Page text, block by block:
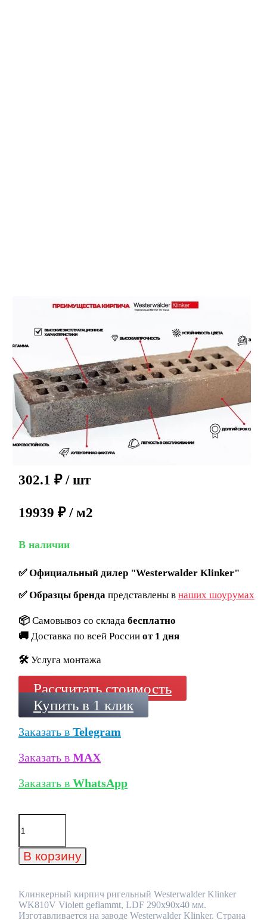
302.1 ₽ / шт
19939 ₽ / м2
В наличии
✅Официальный дилер "Westerwalder Klinker"
✅Образцы брендапредставлены в наших шоурумах
📦 Самовывоз со склада бесплатно
🚚 Доставка по всей России от 1 дня
🛠️ Услуга монтажа
Рассчитать стоимость
Купить в 1 клик
Заказать в Telegram
Заказать в MAX
Заказать в WhatsApp
Количество
товара
кирпич
ригельный
WK810V
Violett
geflammt,
В корзину
Клинкерный кирпич ригельный Westerwalder Klinker
WK810V Violett geflammt, LDF 290х90х40 мм.
Изготавливается на заводе Westerwalder Klinker. Страна